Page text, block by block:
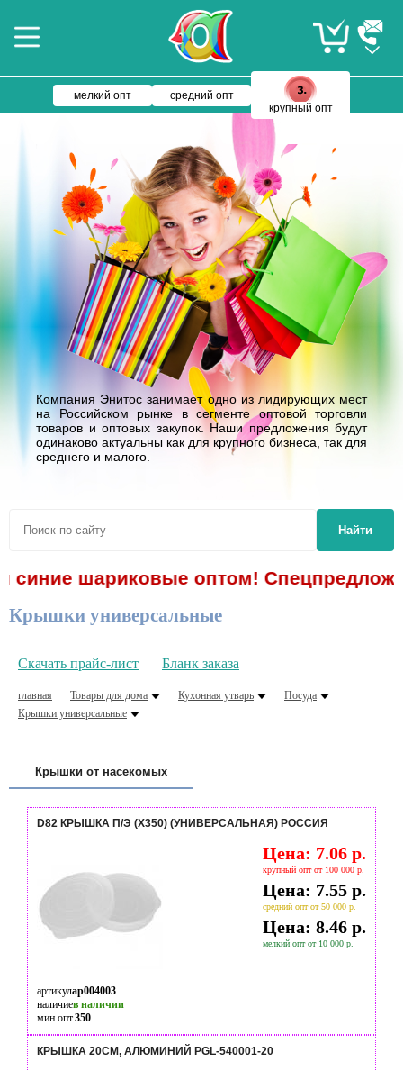
мелкий опт
средний опт
крупный опт
Компания Энитос занимает одно из лидирующих мест
на Российском рынке в сегменте оптовой торговли
товаров и оптовых закупок. Наши предложения будут
одинаково актуальны как для крупного бизнеса, так для
среднего и малого.
Найти
шариковые оптом! Спецпредложение!
Крышки универсальные
Скачать прайс-лист Бланк заказа
главная Товары для дома Кухонная утварь
Посуда
Крышки универсальные
Крышки от насекомых
D82 КРЫШКА П/Э (Х350) (УНИВЕРСАЛЬНАЯ) РОССИЯ
Цена: 7.06 р.
крупный опт от 100 000 р.
Цена: 7.55 р.
средний опт от 50 000 р.
Цена: 8.46 р.
мелкий опт от 10 000 р.
артикулap004003
наличиев наличии
мин опт.350
КРЫШКА 20СМ, АЛЮМИНИЙ PGL-540001-20